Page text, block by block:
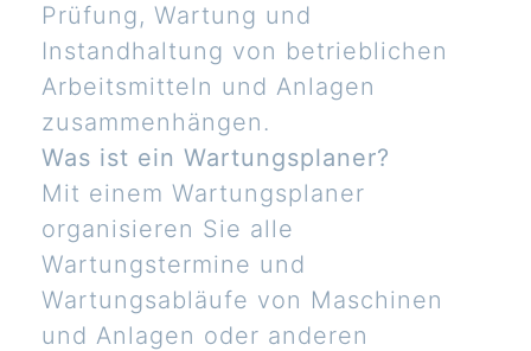
Prüfung, Wartung und
Instandhaltung von betrieblichen
Arbeitsmitteln und Anlagen
zusammenhängen.
Was ist ein Wartungsplaner?
Mit einem Wartungsplaner
organisieren Sie alle
Wartungstermine und
Wartungsabläufe von Maschinen
und Anlagen oder anderen